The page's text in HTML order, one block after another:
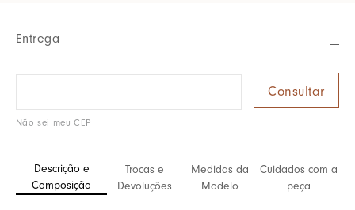
Entrega
Não sei meu CEP
Descrição e
Composição
Trocas e
Devoluções
Medidas da
Modelo
Cuidados com a
peça